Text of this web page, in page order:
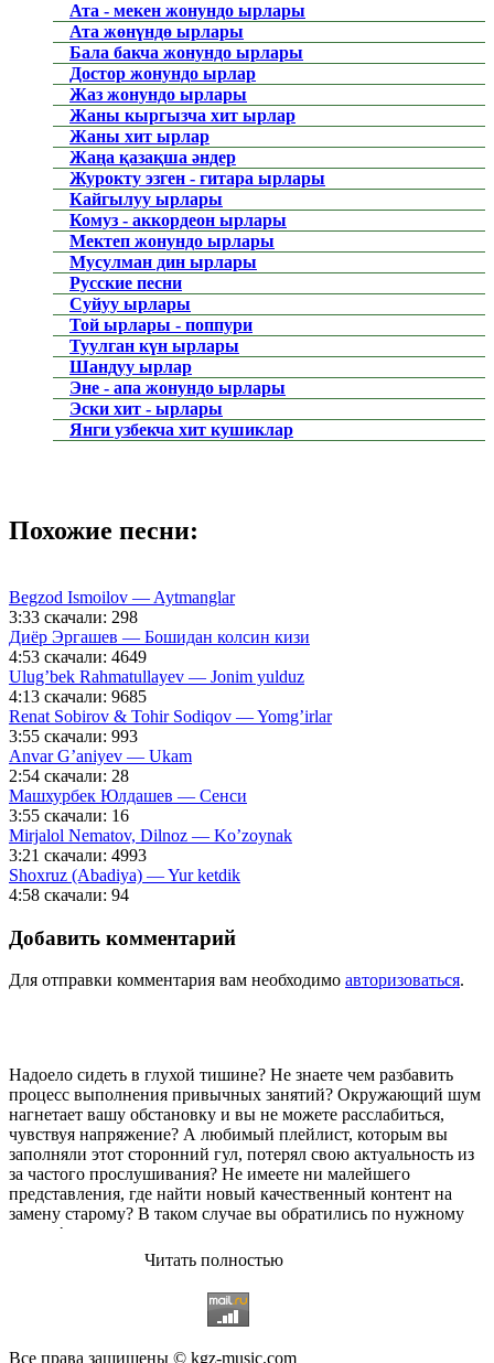
Ата - мекен жонундо ырлары
Ата жөнүндө ырлары
Бала бакча жонундо ырлары
Достор жонундо ырлар
Жаз жонундо ырлары
Жаны кыргызча хит ырлар
Жаны хит ырлар
Жаңа қазақша әндер
Журокту эзген - гитара ырлары
Кайгылуу ырлары
Комуз - аккордеон ырлары
Мектеп жонундо ырлары
Мусулман дин ырлары
Русские песни
Суйуу ырлары
Той ырлары - поппури
Туулган күн ырлары
Шандуу ырлар
Эне - апа жонундо ырлары
Эски хит - ырлары
Янги узбекча хит кушиклар
Похожие песни:
Begzod Ismoilov — Aytmanglar
3:33 скачали: 298
Диёр Эргашев — Бошидан колсин кизи
4:53 скачали: 4649
Ulug’bek Rahmatullayev — Jonim yulduz
4:13 скачали: 9685
Renat Sobirov & Tohir Sodiqov — Yomg’irlar
3:55 скачали: 993
Anvar G’aniyev — Ukam
2:54 скачали: 28
Машхурбек Юлдашев — Сенси
3:55 скачали: 16
Mirjalol Nematov, Dilnoz — Ko’zoynak
3:21 скачали: 4993
Shoxruz (Abadiya) — Yur ketdik
4:58 скачали: 94
Добавить комментарий
Для отправки комментария вам необходимо авторизоваться.
Надоело сидеть в глухой тишине? Не знаете чем разбавить
процесс выполнения привычных занятий? Окружающий шум
нагнетает вашу обстановку и вы не можете расслабиться,
чувствуя напряжение? А любимый плейлист, которым вы
заполняли этот сторонний гул, потерял свою актуальность из
за частого прослушивания? Не имеете ни малейшего
представления, где найти новый качественный контент на
замену старому? В таком случае вы обратились по нужному
адресу!
Музыкальный портал KGZ Musicс большой радостью
приветствует своих старых и новых слушателей! Специально
для вас мы заготовили чудесную подборку самых лучших
песен всех времён во всех жанровых стилистиках. Огромное
количество старых и новых треков, самые востребованные и
Читать полностью
Все права защищены © kgz-music.com